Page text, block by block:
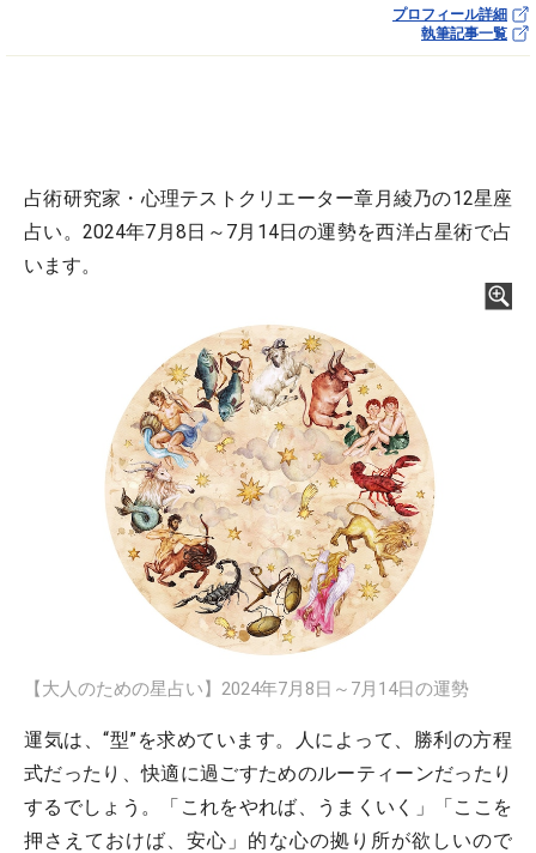
プロフィール詳細
執筆記事一覧
占術研究家・心理テストクリエーター章月綾乃の12星座
占い。2024年7月8日～7月14日の運勢を西洋占星術で占
います。
【大人のための星占い】2024年7月8日～7月14日の運勢
運気は、“型”を求めています。人によって、勝利の方程
式だったり、快適に過ごすためのルーティーンだったり
するでしょう。「これをやれば、うまくいく」「ここを
押さえておけば、安心」的な心の拠り所が欲しいので